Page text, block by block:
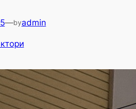
—byadmin